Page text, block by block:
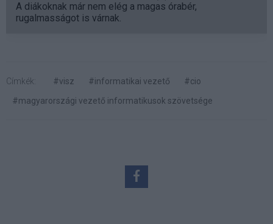
A diákoknak már nem elég a magas órabér,
rugalmasságot is várnak.
Címkék: #visz #informatikai vezető
#cio
#magyarországi vezető informatikusok szövetsége